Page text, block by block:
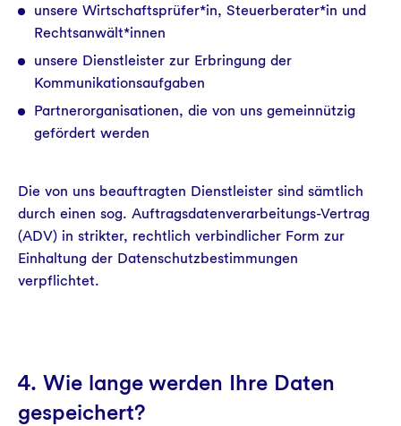
unsere Wirtschaftsprüfer*in, Steuerberater*in und
Rechtsanwält*innen
unsere Dienstleister zur Erbringung der
Kommunikationsaufgaben
Partnerorganisationen, die von uns gemeinnützig
gefördert werden
Die von uns beauftragten Dienstleister sind sämtlich
durch einen sog. Auftragsdatenverarbeitungs-Vertrag
(ADV) in strikter, rechtlich verbindlicher Form zur
Einhaltung der Datenschutzbestimmungen
verpflichtet.
4. Wie lange werden Ihre Daten
gespeichert?